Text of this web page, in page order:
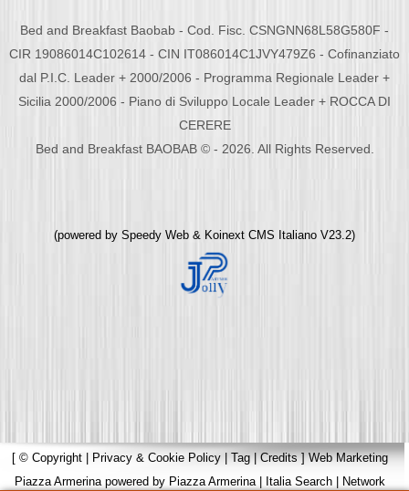
Bed and Breakfast Baobab - Cod. Fisc. CSNGNN68L58G580F -
CIR 19086014C102614 - CIN IT086014C1JVY479Z6 - Cofinanziato
dal P.I.C. Leader + 2000/2006 - Programma Regionale Leader +
Sicilia 2000/2006 - Piano di Sviluppo Locale Leader + ROCCA DI
CERERE
Bed and Breakfast BAOBAB © - 2026. All Rights Reserved.
(powered by Speedy Web & Koinext CMS Italiano V23.2)
[ © Copyright Privacy & Cookie Policy Tag|Credits]Web Marketing
Piazza Armerinapowered by Piazza Armerina| Italia Search Network